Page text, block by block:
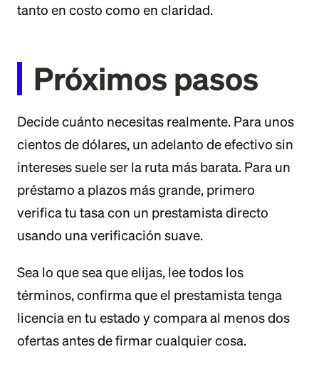
tanto en costo como en claridad.
Próximos pasos
Decide cuánto necesitas realmente. Para unos
cientos de dólares, un adelanto de efectivo sin
intereses suele ser la ruta más barata. Para un
préstamo a plazos más grande, primero
verifica tu tasa con un prestamista directo
usando una verificación suave.
Sea lo que sea que elijas, lee todos los
términos, confirma que el prestamista tenga
licencia en tu estado y compara al menos dos
ofertas antes de firmar cualquier cosa.